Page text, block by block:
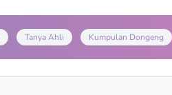
Tanya Ahli Kumpulan Dongeng